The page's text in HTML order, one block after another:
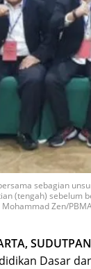
sebagian
(tengah) sebelum
Mohammad Zen/
Dasar